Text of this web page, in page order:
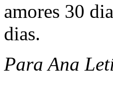
amores 30
dias.
Para Ana